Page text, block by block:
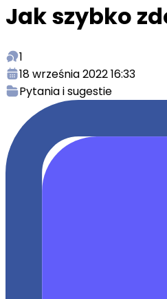
Jak szybko
1
18 września 2022 16:33
Pytania i sugestie